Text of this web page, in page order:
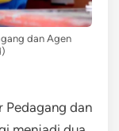
dan Agen
Pedagang dan